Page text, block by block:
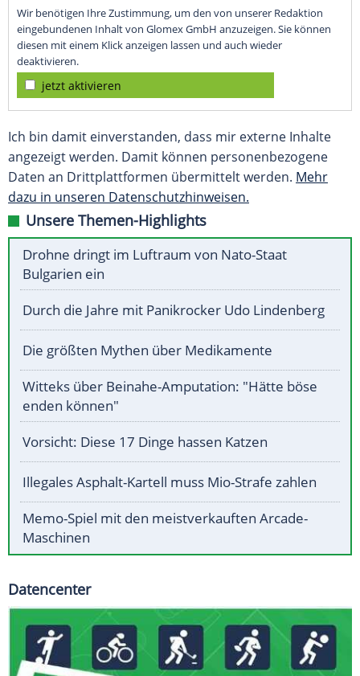
Wir benötigen Ihre Zustimmung, um den von unserer Redaktion
eingebundenen Inhalt von Glomex GmbH anzuzeigen. Sie können
diesen mit einem Klick anzeigen lassen und auch wieder
deaktivieren.
jetzt aktivieren
Ich bin damit einverstanden, dass mir externe Inhalte
angezeigt werden. Damit können personenbezogene
Daten an Drittplattformen übermittelt werden. Mehr
dazu in unseren Datenschutzhinweisen.
Unsere Themen-Highlights
Drohne dringt im Luftraum von Nato-Staat
Bulgarien ein
Durch die Jahre mit Panikrocker Udo Lindenberg
Die größten Mythen über Medikamente
Witteks über Beinahe-Amputation: "Hätte böse
enden können"
Vorsicht: Diese 17 Dinge hassen Katzen
Illegales Asphalt-Kartell muss Mio-Strafe zahlen
Memo-Spiel mit den meistverkauften Arcade-
Maschinen
Datencenter